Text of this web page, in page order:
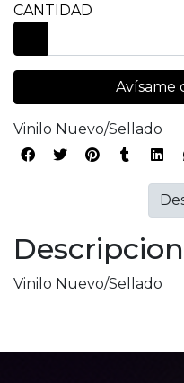
CANTIDAD
Avísame
Vinilo Nuevo/Sellado
Descripcion
Vinilo Nuevo/Sellado